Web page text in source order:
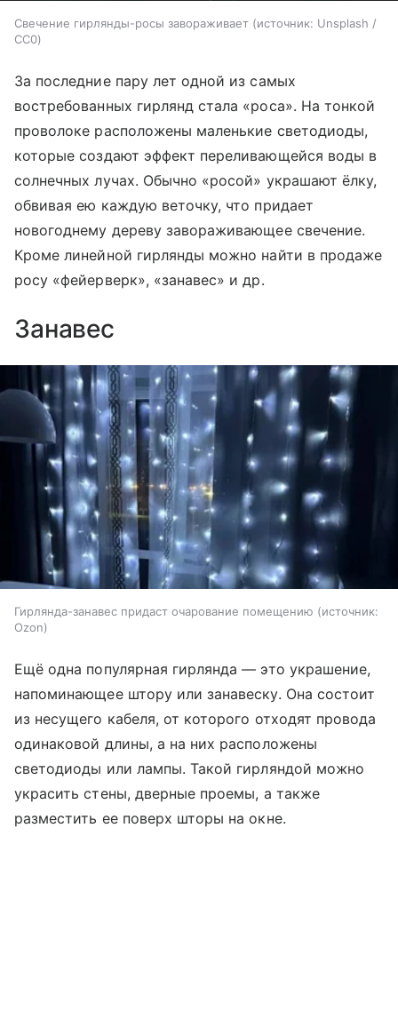
Свечение гирлянды-росы завораживает источник: Unsplash /
CC0
За последние пару лет одной из самых
востребованных гирлянд стала «роса». На тонкой
проволоке расположены маленькие светодиоды,
которые создают эффект переливающейся воды в
солнечных лучах. Обычно «росой» украшают ёлку,
обвивая ею каждую веточку, что придает
новогоднему дереву завораживающее свечение.
Кроме линейной гирлянды можно найти в продаже
росу «фейерверк», «занавес» и др.
Занавес
Гирлянда-занавес придаст очарование помещению
источник:
Ozon
Ещё одна популярная гирлянда — это украшение,
напоминающее штору или занавеску. Она состоит
из несущего кабеля, от которого отходят провода
одинаковой длины, а на них расположены
светодиоды или лампы. Такой гирляндой можно
украсить стены, дверные проемы, а также
разместить ее поверх шторы на окне.